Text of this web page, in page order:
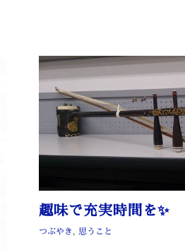
趣味で充実時間を✨
つぶやき, 思うこと